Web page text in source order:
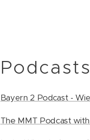
Podcasts
Bayern 2 Podcast -
The MMT Podcast